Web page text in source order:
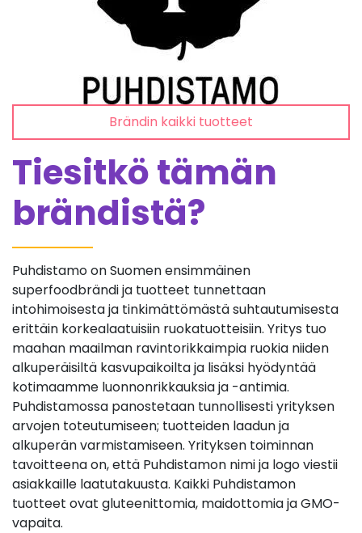
Brändin kaikki tuotteet
Tiesitkö tämän
brändistä?
Puhdistamo on Suomen ensimmäinen
superfoodbrändi ja tuotteet tunnettaan
intohimoisesta ja tinkimättömästä suhtautumisesta
erittäin korkealaatuisiin ruokatuotteisiin. Yritys tuo
maahan maailman ravintorikkaimpia ruokia niiden
alkuperäisiltä kasvupaikoilta ja lisäksi hyödyntää
kotimaamme luonnonrikkauksia ja -antimia.
Puhdistamossa panostetaan tunnollisesti yrityksen
arvojen toteutumiseen; tuotteiden laadun ja
alkuperän varmistamiseen. Yrityksen toiminnan
tavoitteena on, että Puhdistamon nimi ja logo viestii
asiakkaille laatutakuusta. Kaikki Puhdistamon
tuotteet ovat gluteenittomia, maidottomia ja GMO-
vapaita.